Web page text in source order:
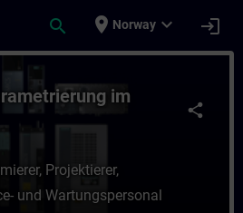
search place Norway expand_more login
Parametrierung
share
im
Projektierer,
und Wartungspersonal